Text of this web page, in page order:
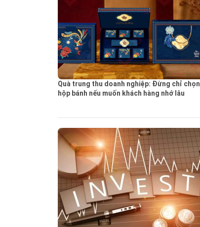
Quà trung thu doanh nghiệp: Đừng chỉ chọn
hộp bánh nếu muốn khách hàng nhớ lâu